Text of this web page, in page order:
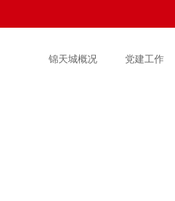
锦天城概况 党建工作